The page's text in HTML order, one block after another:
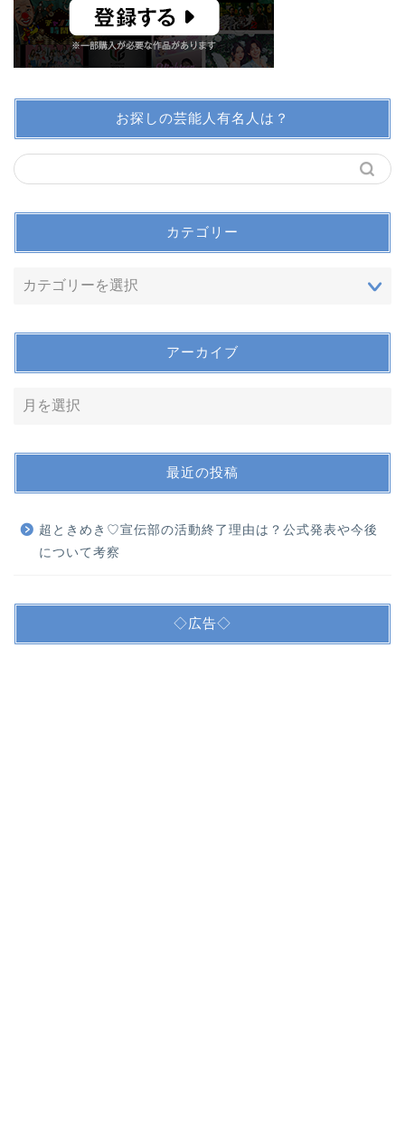
お探しの芸能人有名人は？
カテゴリー
アーカイブ
最近の投稿
超ときめき♡宣伝部の活動終了理由は？公式発表や今後
について考察
◇広告◇